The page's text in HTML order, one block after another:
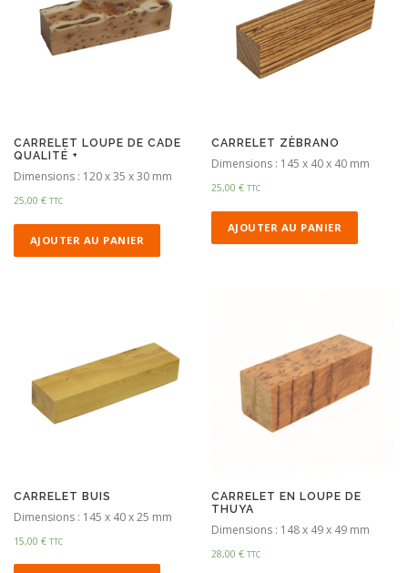
CARRELET LOUPE DE CADE
QUALITÉ +
Dimensions : 120 x 35 x 30 mm
25,00 € TTC
AJOUTER AU PANIER
CARRELET ZÈBRANO
Dimensions : 145 x 40 x 40 mm
25,00€ TTC
AJOUTER AU PANIER
CARRELET BUIS
Dimensions : 145 x 40 x 25 mm
15,00 € TTC
CARRELET EN LOUPE DE
THUYA
Dimensions : 148 x 49 x 49 mm
28,00€ TTC